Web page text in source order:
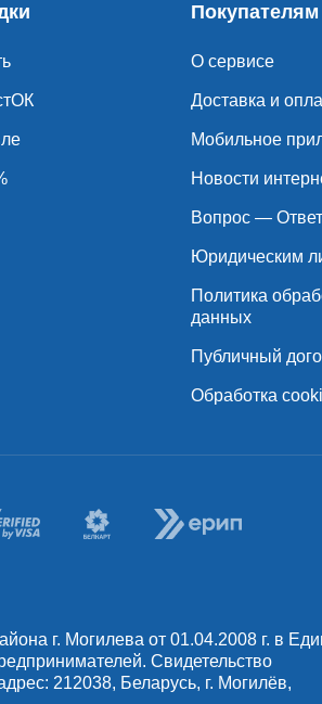
Покупателям
О сервисе
Доставка и
Мобильное
Новости
Вопрос — Ответ
Юридическим
Политика
данных
Публичный
Обработка
г. Могилева от 01.04.2008 г. в
Свидетельство
212038, Беларусь, г. Могилёв,